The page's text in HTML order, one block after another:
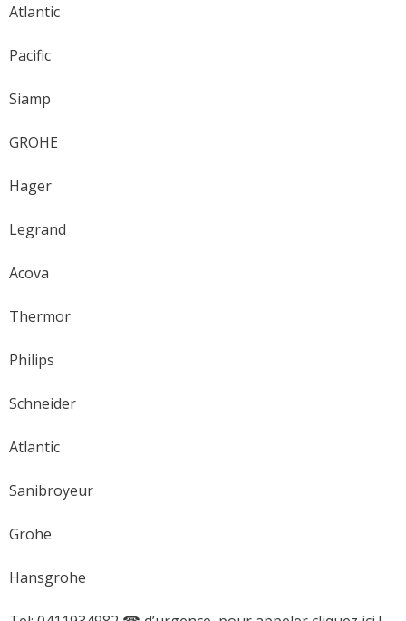
Atlantic
Pacific
Siamp
GROHE
Hager
Legrand
Acova
Thermor
Philips
Schneider
Atlantic
Sanibroyeur
Grohe
Hansgrohe